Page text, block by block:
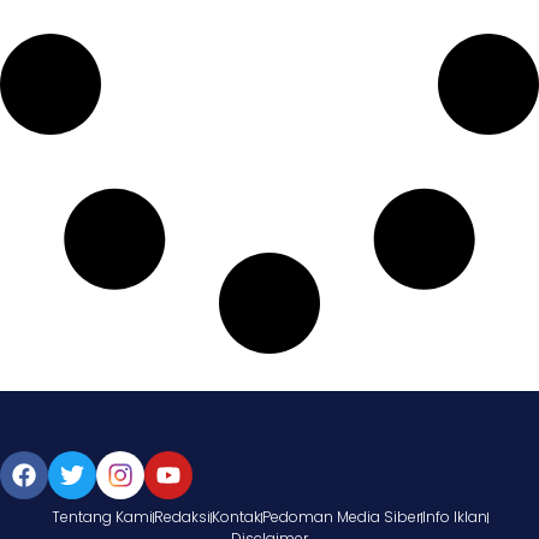
Tentang KamiRedaksiKontakPedoman Media SiberInfo Iklan